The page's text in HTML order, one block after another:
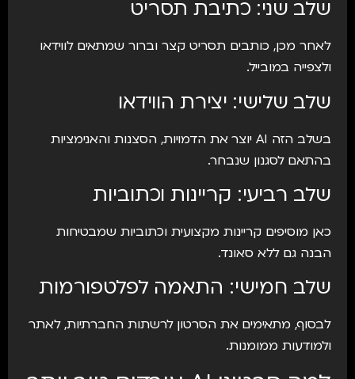
שלב שני: כתיבת תסריט
לאחר מכן, כותבים תסריט קצר וברור שמתאים לווידאו
ולצפייה במובייל.
שלב שלישי: יצירת הווידאו
בשלב הזה AI יוצר את הדמויות, הסצנות והאנימציות
בהתאם לסגנון שנבחר.
שלב רביעי: קריינות וכתוביות
כאן מוסיפים קריינות מקצועית וכתוביות שמבטיחות
הבנה גם ללא סאונד.
שלב חמישי: התאמה לפלטפורמות
לבסוף, מתאימים את הסרטון לרשתות החברתיות, לאתר
ולמודעות ממומנות.